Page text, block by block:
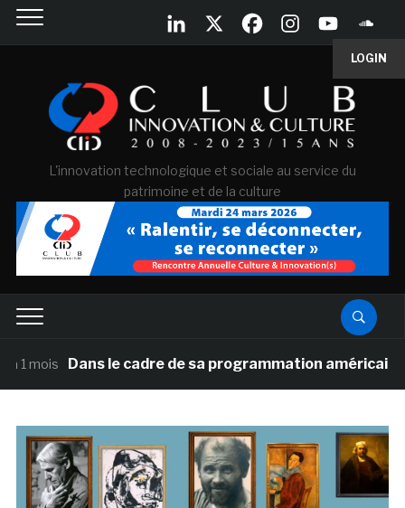
LOGIN
L'innovation technologique et sociale au service du
patrimoine et de la culture
Dans le cadre de sa programmation américaine,